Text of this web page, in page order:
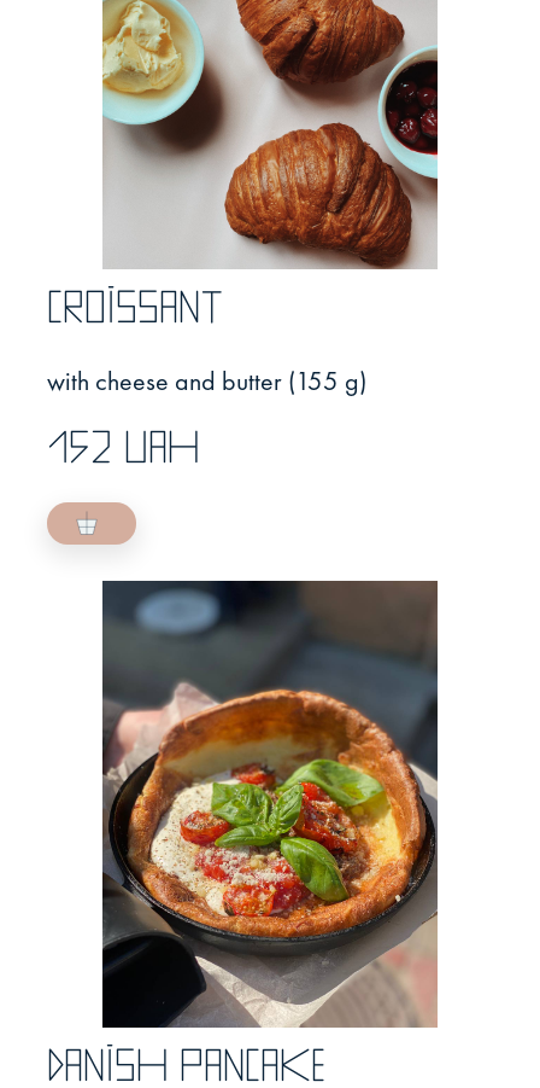
Croissant
with cheese and butter (155 g)
152 UAH
Danish pancake